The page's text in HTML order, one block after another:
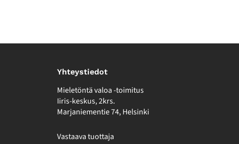
Yhteystiedot
Mieletöntä valoa -toimitus
Iiris-keskus, 2krs.
Marjaniementie 74, Helsinki
Vastaava tuottaja